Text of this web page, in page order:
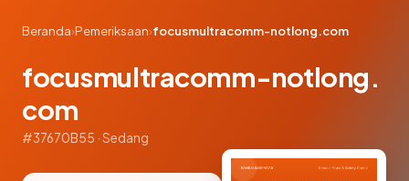
Beranda›Pemeriksaan›focusmultracomm-notlong.com
focusmultracomm-notlong.
com
#37670B55 · Sedang